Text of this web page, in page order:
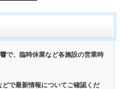
で、臨時休業など各施設の営業時
で最新情報についてご確認くだ